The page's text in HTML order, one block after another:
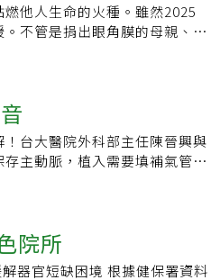
他人生命的火種。雖然2025
不管是捐出眼角膜的母親、歷
著「我把愛留下來了！」
台大醫院外科部主任陳晉興與
主動脈，植入需要填補氣管病
院所